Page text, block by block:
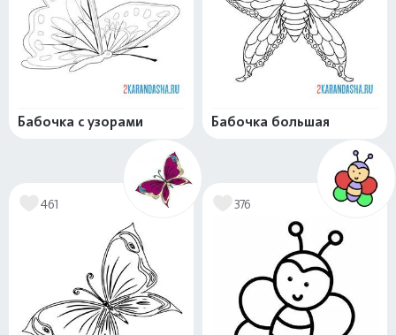
Бабочка с узорами Бабочка большая
461 376